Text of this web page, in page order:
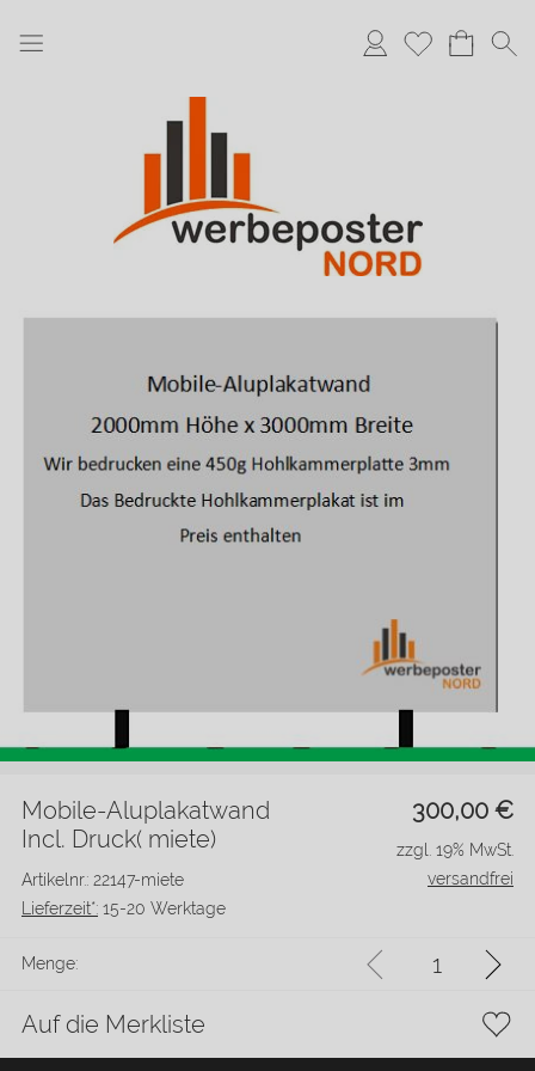
Anmelden
Merkliste
300,00 €
Mobile-Aluplakatwand
Incl. Druck( miete)
Artikelnr.: 22147-miete
Lieferzeit*: 15-20 Werktage
zzgl. 19% MwSt.
versandfrei
Menge:
Auf die Merkliste